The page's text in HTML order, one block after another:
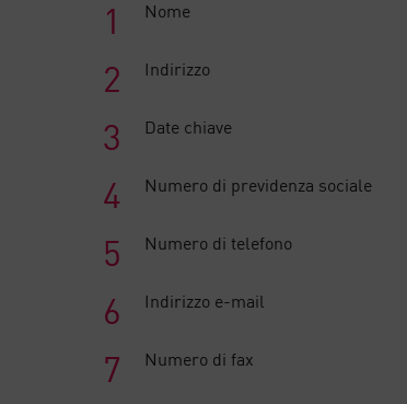
Nome
Indirizzo
Date chiave
Numero di previdenza sociale
Numero di telefono
Indirizzo e-mail
Numero di fax